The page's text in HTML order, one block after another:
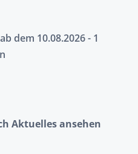
dem 10.08.2026 - 1
Aktuelles ansehen